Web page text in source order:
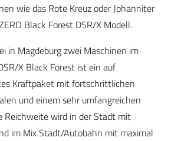
wie das Rote Kreuz oder Johanniter
Black Forest DSR/X Modell.
in Magdeburg zwei Maschinen im
X Black Forest ist ein auf
Kraftpaket mit fortschrittlichen
und einem sehr umfangreichen
Reichweite wird in der Stadt mit
im Mix Stadt/Autobahn mit maximal